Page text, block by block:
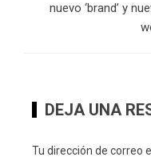
nuevo ‘brand’ y
DEJA UNA
Tu dirección de correo